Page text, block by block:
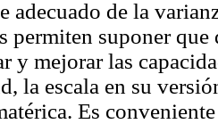
adecuado de la
permiten suponer
y mejorar las
la escala en su
Es